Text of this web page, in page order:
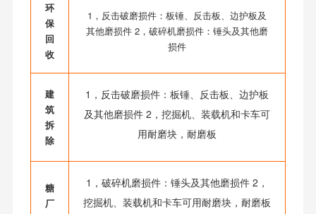
环
保
回
收
1，反击破磨损件：板锤、反击板、边护板及
其他磨损件 2，破碎机磨损件：锤头及其他磨
损件
建
筑
拆
除
1，反击破磨损件：板锤、反击板、边护板
及其他磨损件 2，挖掘机、装载机和卡车可
用耐磨块，耐磨板
糖
厂
1，破碎机磨损件：锤头及其他磨损件 2，
挖掘机、装载机和卡车可用耐磨块，耐磨板